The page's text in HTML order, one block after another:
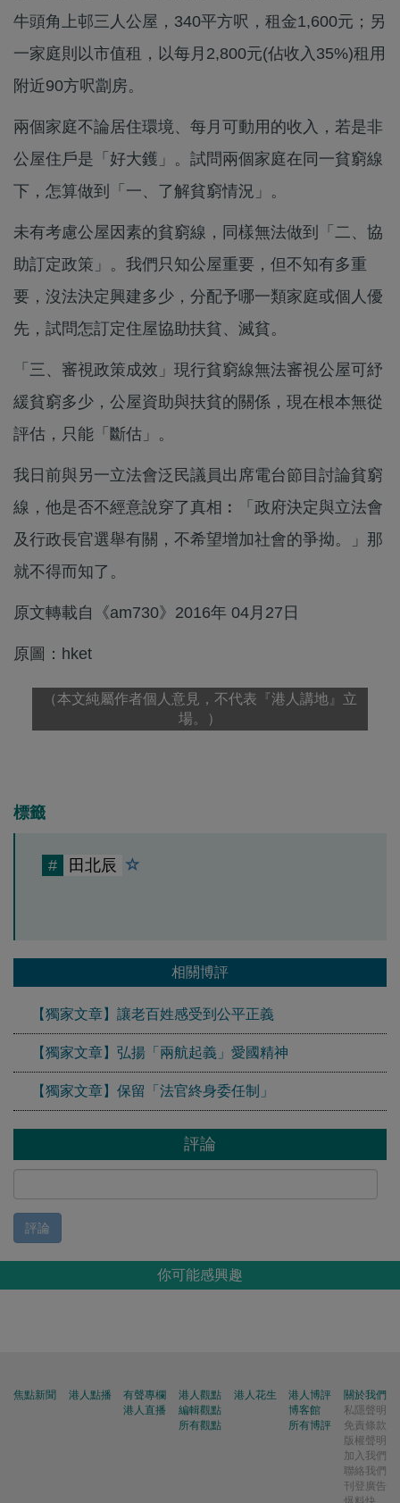
牛頭角上邨三人公屋，340平方呎，租金1,600元；另
一家庭則以市值租，以每月2,800元(佔收入35%)租用
附近90方呎劏房。
兩個家庭不論居住環境、每月可動用的收入，若是非
公屋住戶是「好大鑊」。試問兩個家庭在同一貧窮線
下，怎算做到「一、了解貧窮情況」。
未有考慮公屋因素的貧窮線，同樣無法做到「二、協
助訂定政策」。我們只知公屋重要，但不知有多重
要，沒法決定興建多少，分配予哪一類家庭或個人優
先，試問怎訂定住屋協助扶貧、滅貧。
「三、審視政策成效」現行貧窮線無法審視公屋可紓
緩貧窮多少，公屋資助與扶貧的關係，現在根本無從
評估，只能「斷估」。
我日前與另一立法會泛民議員出席電台節目討論貧窮
線，他是否不經意說穿了真相︰「政府決定與立法會
及行政長官選舉有關，不希望增加社會的爭拗。」那
就不得而知了。
原文轉載自《am730》2016年 04月27日
原圖：hket
（本文純屬作者個人意見，不代表『港人講地』立
場。）
標籤
# 田北辰
相關博評
【獨家文章】讓老百姓感受到公平正義
【獨家文章】弘揚「兩航起義」愛國精神
【獨家文章】保留「法官終身委任制」
評論
評論
你可能感興趣
焦點新聞 港人點播
有聲專欄
港人直播
港人觀點
編輯觀點
所有觀點
港人花生
港人博評
博客館
所有博評
關於我們
私隱聲明
免責條款
版權聲明
加入我們
聯絡我們
刊登廣告